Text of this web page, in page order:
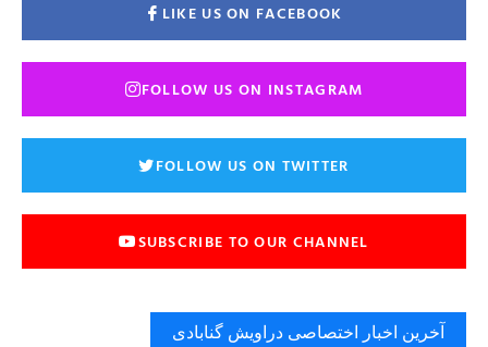
LIKE US ON FACEBOOK
FOLLOW US ON INSTAGRAM
FOLLOW US ON TWITTER
SUBSCRIBE TO OUR CHANNEL
آخرین اخبار اختصاصی دراویش گنابادی